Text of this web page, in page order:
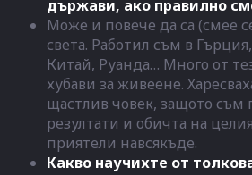
държави, ако правилно
Може и повече да са (смее
света. Работил съм в
Китай, Руанда… Много от
хубави за живеене.
щастлив човек, защото съм
резултати и обичта на
приятели навсякъде.
Какво научихте от